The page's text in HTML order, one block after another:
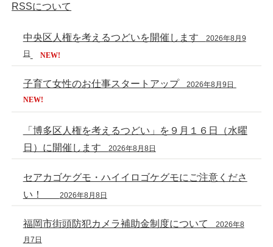
RSSについて
中央区人権を考えるつどいを開催します 2026年8月9
日 NEW!
子育て女性のお仕事スタートアップ 2026年8月9日
NEW!
「博多区人権を考えるつどい」を９月１６日（水曜
日）に開催します
2026年8月8日
セアカゴケグモ・ハイイロゴケグモにご注意くださ
い！
2026年8月8日
福岡市街頭防犯カメラ補助金制度について 2026年8
月7日